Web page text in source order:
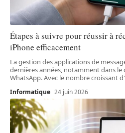
Étapes à suivre pour réussir à
iPhone efficacement
La gestion des applications de
dernières années, notamment dans
WhatsApp. Avec le nombre croissant
Informatique 24 juin 2026